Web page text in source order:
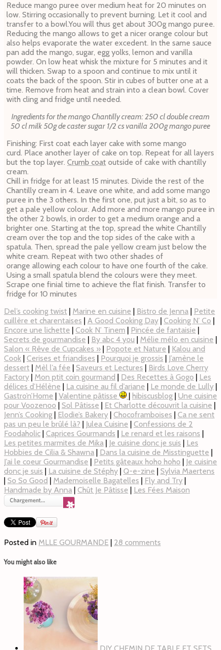
Reduce mango puree over medium heat for 20 minutes on
low. Stirring occasionally to prevent burning. Let it cool and
transfer to a bowl.You will thus get about 300g mango puree.
Reducing the mango allows to get a nicer orange colour but
also helps evaporate the water excedent. In the same sauce
pan add the mango, sugar, egg yolks, lemon and vanilla
powder. On low heat whisk the mixture for 5 minutes and it
will thicken. Swap to a spoon and continue to mix until it
coats the back of the spoon. Stir in cubes of butter one at a
time. Remove from heat and strain into a clean bowl. Cover
with cling and fridge until needed.
Ingredients for the mango Chantilly cream: 250 cl double cream
50 cl milk 50g de caster sugar 1/2 cs vanilla 200g mango puree
Finishing: First coat each layer cake with some mango
curd. Place another layer of cake on top. Repeat for all layers
but the top layer. Crumb coat outside of cake with chantilly
cream.
Chill in fridge for at least 15 minutes. Divide the rest of the
Chantilly cream in 4. Leave one white, and add some mango
puree in the 3 others. In the first one, put just a bit, so as to
get a pale yellow colour. Add more and more mango puree in
the other 2 bowls, in order to get a medium orange and a
brighter one. Starting at the top, spread the white Chantilly
cream over the top and the top sides of the cake with a
spatula. Then, spread the pale yellow cream just below the
white cream. Repeat with two other shades of
orange allowing each colour to have one fourth of the cake.
Using a small spatula blend the colours were they meet.
Scrape one finial time to achieve the flat finish. Transfer to
fridge for 10 minutes
Del’s cooking twist | Marine en cuisine | Bistro de Jenna | Petite
cuillère et charentaises | A Good Cooking Day | Cooking N’ Co |
Encore une lichette | Cook N’ Tinem | Pincée de fantaisie |
Secrets de gourmandise | By abc 4 you | Mélie mélo en cuisine |
Salon « Rêve de Cupcakes » | Popote et Nature | Kalou and
Cook | Cerises et friandises | Pourquoi je grossis | J’amène le
dessert | Mèl l’a fée | Saveurs et Lectures | Birds Love Cherry
Factory | Mon ptit coin gourmand | Des Recettes à Gogo | Les
délices d’Hélène | La cuisine au fil d’ariane | Le monde de Lully |
Gastro’n’Home | Valentine pâtisse | hibiscusblog | Une cuisine
pour Voozenoo | Sol Pâtisse | Et Charlotte découvrit la cuisine |
Jenn’s Cooking | Elodie’s Bakery | Chocoframboises | Ca ne sent
pas un peu le brûlé là? | Julea Cuisine | Confessions de 2
Foodaholic | Caprices Gourmands | Le renard et les raisons |
Les petites marmites de Mika | Je cuisine donc je suis | Les
Hobbies de Cilia & Shawna | Dans la cuisine de Misstinguette |
J’ai le coeur Gourmandise | Petits gâteaux hoho hoho | Je cuisine
donc je suis | La cuisine de Stéphy | Q-e-zine | Sylvia Maertens
| So So Good | Mademoiselle Bagatelles | Fly and Try |
Handmade by Anna | Chût Je Pâtisse | Les Fées Maison
Posted in MLLE GOURMANDE | 28 comments
You might also like